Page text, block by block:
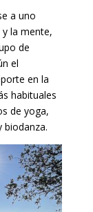
a uno
la mente,
de
el
en la
habituales
de yoga,
biodanza.